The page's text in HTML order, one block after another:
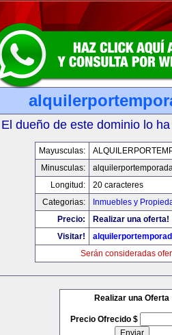
El dueño de este dominio lo
Mayusculas:
Minusculas:
Longitud:
20 caracteres
Categorias:
Inmuebles y
Precio:
Realizar una oferta!
Visitar!
Serán consideradas
Realizar una Oferta
Precio Ofrecido $